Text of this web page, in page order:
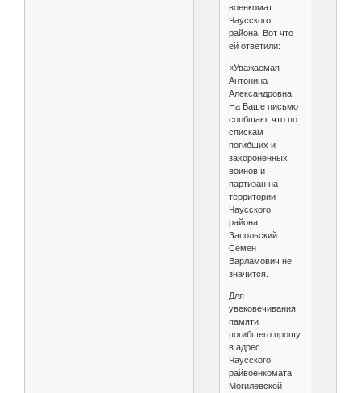
военкомат
Чаусского
района. Вот что
ей ответили:
«Уважаемая
Антонина
Александровна!
На Ваше письмо
сообщаю, что по
спискам
погибших и
захороненных
воинов и
партизан на
территории
Чаусского
района
Запольский
Семен
Варламович не
значится.
Для
увековечивания
памяти
погибшего прошу
в адрес
Чаусского
райвоенкомата
Могилевской